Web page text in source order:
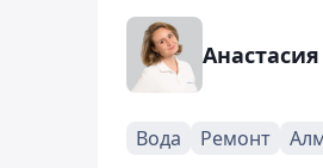
Вода Ремонт